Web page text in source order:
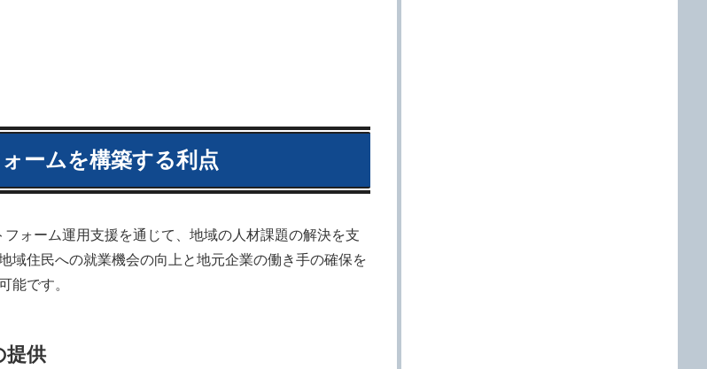
ームを構築する利点
ォーム運用支援を通じて、地域の人材課題の解決を支
域住民への就業機会の向上と地元企業の働き手の確保を
能です。
提供